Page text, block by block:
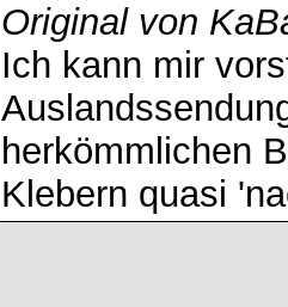
Original von
Ich kann mir
herkömmlichen
Klebern quasi